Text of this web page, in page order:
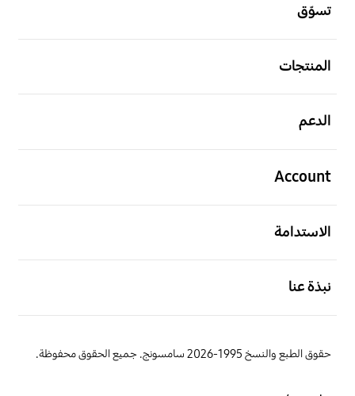
تسوّق
المنتجات
الدعم
Account
الاستدامة
نبذة عنا
حقوق الطبع والنسخ 1995-2026 سامسونج. جميع الحقوق محفوظة.